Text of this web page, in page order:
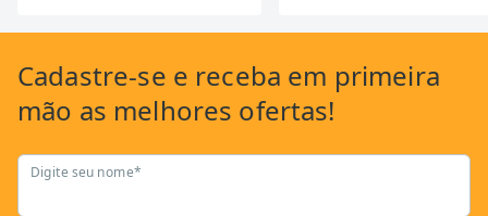
Cadastre-se e receba em primeira
mão as melhores ofertas!
Digite seu nome*